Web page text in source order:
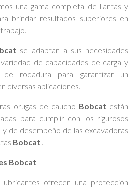
una gama completa de llantas y
brindar resultados superiores en
se adaptan a sus necesidades
de capacidades de carga y
rodadura para garantizar un
diversas aplicaciones.
orugas de caucho Bobcat están
para cumplir con los rigurosos
de desempeño de las excavadoras
Bobcat .
Bobcat
ofrecen una protección